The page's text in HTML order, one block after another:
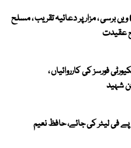
میجر طفیل شہید کی 68 ویں برسی ، مزار پر دعائیہ تقریب ، مسلح
عقیدت
فورسز کی کارروائیاں ،
کی قیمت 228 روپے فی لیٹر کی جائے، حافظ نعیم